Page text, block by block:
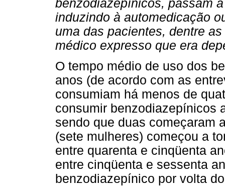
benzodiazepínicos, passam
induzindo à automedicação
uma das pacientes, dentre
médico expresso que era
O tempo médio de uso dos
anos (de acordo com as
consumiam há menos de
consumir benzodiazepínicos
sendo que duas começaram
(sete mulheres) começou a
entre quarenta e cinqüenta
entre cinqüenta e sessenta
benzodiazepínico por volta